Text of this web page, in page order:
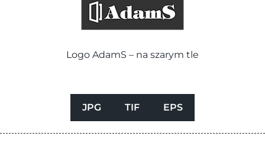
Logo AdamS – na szarym tle
JPG TIF EPS